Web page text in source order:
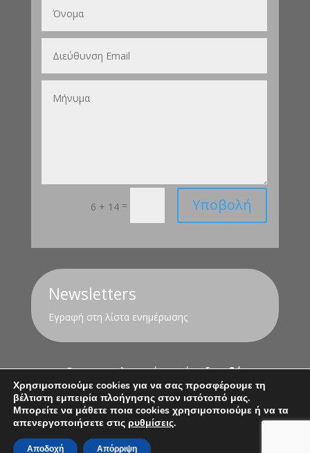
6 + 14 = Υποβολή
Newsletters
Εγραφή στη λίστα ενημέρωσης
Για τον υπολογισμό της σύνταξηςεδώ
Όροι Χρήσης Πολιτική Απορρήτου
Χρησιμοποιούμε cookies για να σας προσφέρουμε τη
βέλτιστη εμπειρία πλοήγησης στον ιστότοπό μας.
Μπορείτε να μάθετε ποια cookies χρησιμοποιούμε ή να τα
απενεργοποιήσετε στις ρυθμίσεις.
Αποδοχή Απόρριψη